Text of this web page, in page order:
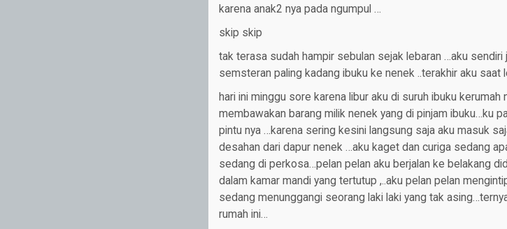
karena anak2 nya pada ngumpul …
skip skip
tak terasa sudah hampir sebulan sejak lebaran …aku
semsteran paling kadang ibuku ke nenek ..terakhir aku saat
hari ini minggu sore karena libur aku di suruh ibuku kerumah
membawakan barang milik nenek yang di pinjam ibuku…ku
pintu nya …karena sering kesini langsung saja aku masuk
desahan dari dapur nenek …aku kaget dan curiga sedang
sedang di perkosa…pelan pelan aku berjalan ke belakang
dalam kamar mandi yang tertutup ,..aku pelan pelan
sedang menunggangi seorang laki laki yang tak
rumah ini…